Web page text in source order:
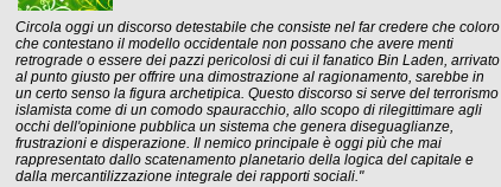
Circola oggi un discorso detestabile che consiste nel far credere che coloro
che contestano il modello occidentale non possano che avere menti
retrograde o essere dei pazzi pericolosi di cui il fanatico Bin Laden, arrivato
al punto giusto per offrire una dimostrazione al ragionamento, sarebbe in
un certo senso la figura archetipica. Questo discorso si serve del terrorismo
islamista come di un comodo spauracchio, allo scopo di rilegittimare agli
occhi dell'opinione pubblica un sistema che genera diseguaglianze,
frustrazioni e disperazione. Il nemico principale è oggi più che mai
rappresentato dallo scatenamento planetario della logica del capitale e
dalla mercantilizzazione integrale dei rapporti sociali."